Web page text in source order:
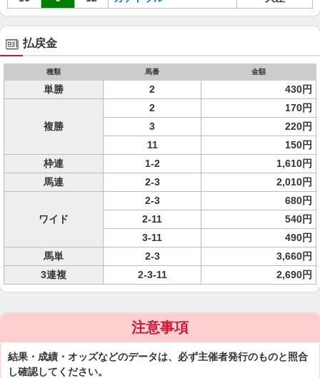
払戻金
種類 馬番 金額
単勝 2 430円
複勝
2
170円
3
220円
11
150円
枠連
1-2
1,610円
馬連
2-3 2,010円
ワイド
2-3
680円
2-11
540円
3-11
490円
馬単
2-3
3,660円
3連複
2-3-11 2,690円
注意事項
結果・成績・オッズなどのデータは、必ず主催者発行のものと照合
し確認してください。